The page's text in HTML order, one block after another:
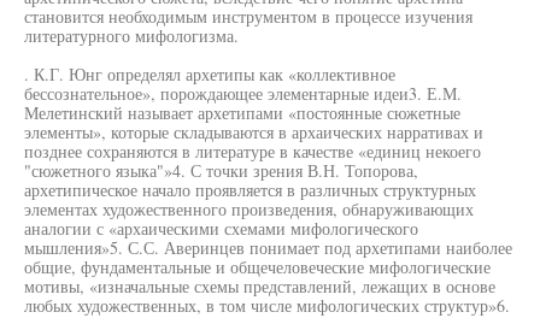
становится необходимым инструментом в процессе изучения
литературного мифологизма.
. К.Г. Юнг определял архетипы как «коллективное
бессознательное», порождающее элементарные идеи3. Е.М.
Мелетинский называет архетипами «постоянные сюжетные
элементы», которые складываются в архаических нарративах и
позднее сохраняются в литературе в качестве «единиц некоего
"сюжетного языка"»4. С точки зрения В.Н. Топорова,
архетипическое начало проявляется в различных структурных
элементах художественного произведения, обнаруживающих
аналогии с «архаическими схемами мифологического
мышления»5. С.С. Аверинцев понимает под архетипами наиболее
общие, фундаментальные и общечеловеческие мифологические
мотивы, «изначальные схемы представлений, лежащих в основе
любых художественных, в том числе мифологических структур»6.